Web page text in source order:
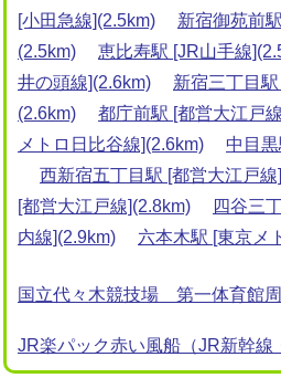
[小田急線](2.5km)
新宿御苑前
(2.5km)
恵比寿駅 [JR山手線
井の頭線](2.6km)
新宿三丁目
(2.6km)
都庁前駅 [都営大江戸
メトロ日比谷線](2.6km)
中目
西新宿五丁目駅 [都営大江戸線
[都営大江戸線](2.8km)
四谷三
内線](2.9km)
六本木駅 [東京メ
国立代々木競技場 第一体育館
JR楽パック赤い風船（JR新幹線